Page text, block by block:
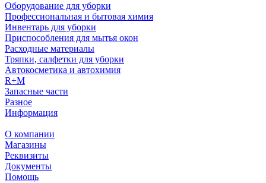
Оборудование для уборки
Профессиональная и бытовая химия
Инвентарь для уборки
Приспособления для мытья окон
Расходные материалы
Тряпки, салфетки для уборки
Автокосметика и автохимия
R+M
Запасные части
Разное
Информация
О компании
Магазины
Реквизиты
Документы
Помощь